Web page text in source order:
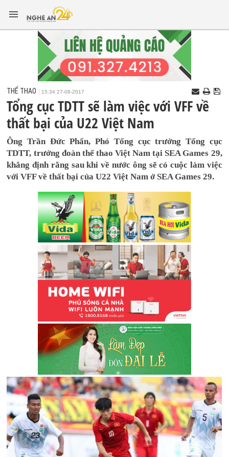
THỂ THAO 15:34 27-08-2017
Tổng cục TDTT sẽ làm việc với VFF về
thất bại của U22 Việt Nam
Ông Trần Đức Phấn, Phó Tổng cục trưởng Tổng cục
TDTT, trưởng đoàn thể thao Việt Nam tại SEA Games 29,
khẳng định rằng sau khi về nước ông sẽ có cuộc làm việc
với VFF về thất bại của U22 Việt Nam ở SEA Games 29.